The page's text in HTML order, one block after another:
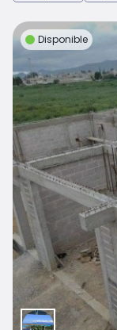
Disponible